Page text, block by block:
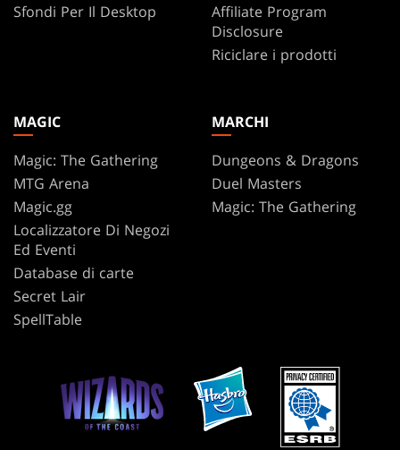
Sfondi Per Il Desktop
Affiliate Program
Disclosure
Riciclare i prodotti
MAGIC
Magic: The Gathering
MTG Arena
Magic.gg
Localizzatore Di Negozi
Ed Eventi
Database di carte
Secret Lair
SpellTable
MARCHI
Dungeons & Dragons
Duel Masters
Magic: The Gathering